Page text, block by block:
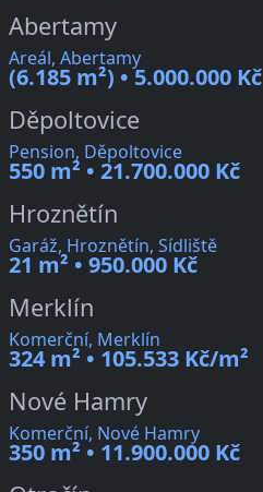
Abertamy
Areál, Abertamy
(6.185 m²) • 5.000.000 Kč
Děpoltovice
Pension, Děpoltovice
550 m² • 21.700.000 Kč
Hroznětín
Garáž, Hroznětín, Sídliště
21 m² • 950.000 Kč
Merklín
Komerční, Merklín
324 m² • 105.533 Kč/m²
Nové Hamry
Komerční, Nové Hamry
350 m² • 11.900.000 Kč